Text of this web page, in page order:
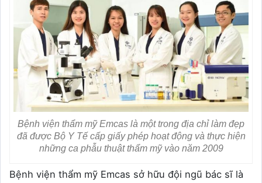
Bệnh viện thẩm mỹ Emcas là một trong địa chỉ làm đẹp
đã được Bộ Y Tế cấp giấy phép hoạt động và thực hiện
những ca phẫu thuật thẩm mỹ vào năm 2009
Bệnh viện thẩm mỹ Emcas sở hữu đội ngũ bác sĩ là